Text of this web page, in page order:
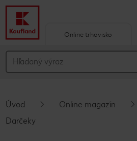
Hlavný obsah
Vyskakovací bočný panel
Online trhovisko
Úvod Online magazín
Darčeky